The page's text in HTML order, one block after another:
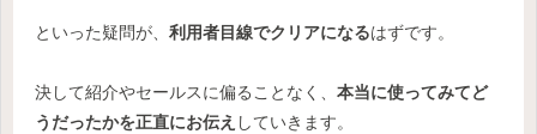
といった疑問が、 利用者目線でクリアになるはずです。
決して紹介やセールスに偏ることなく、 本当に使ってみてど
うだったかを正直にお伝え していきます。